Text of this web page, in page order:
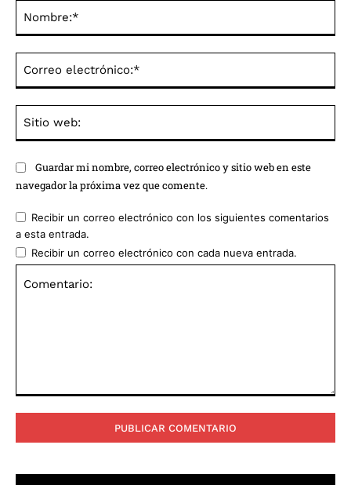
Guardar mi nombre, correo electrónico y sitio web en este
navegador la próxima vez que comente.
Recibir un correo electrónico con los siguientes comentarios
a esta entrada.
Recibir un correo electrónico con cada nueva entrada.